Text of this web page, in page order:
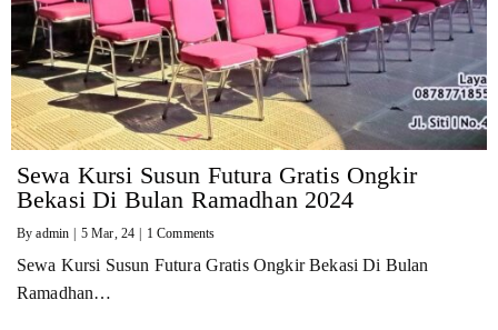
Sewa Kursi Susun Futura Gratis Ongkir
Bekasi Di Bulan Ramadhan 2024
Byadmin | 5 Mar, 24 | 1 Comments
Sewa Kursi Susun Futura Gratis Ongkir Bekasi Di Bulan
Ramadhan…